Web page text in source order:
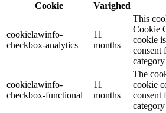
Cookie
Varighed
cookielawinfo-
checkbox-analytics
11
months
This
Cookie
cookie
consent
cookielawinfo-
checkbox-functional
11
months
The
cookie
consent